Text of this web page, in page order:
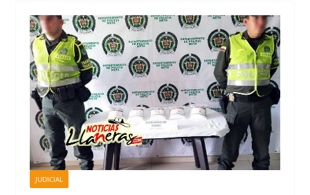
JUDICIAL